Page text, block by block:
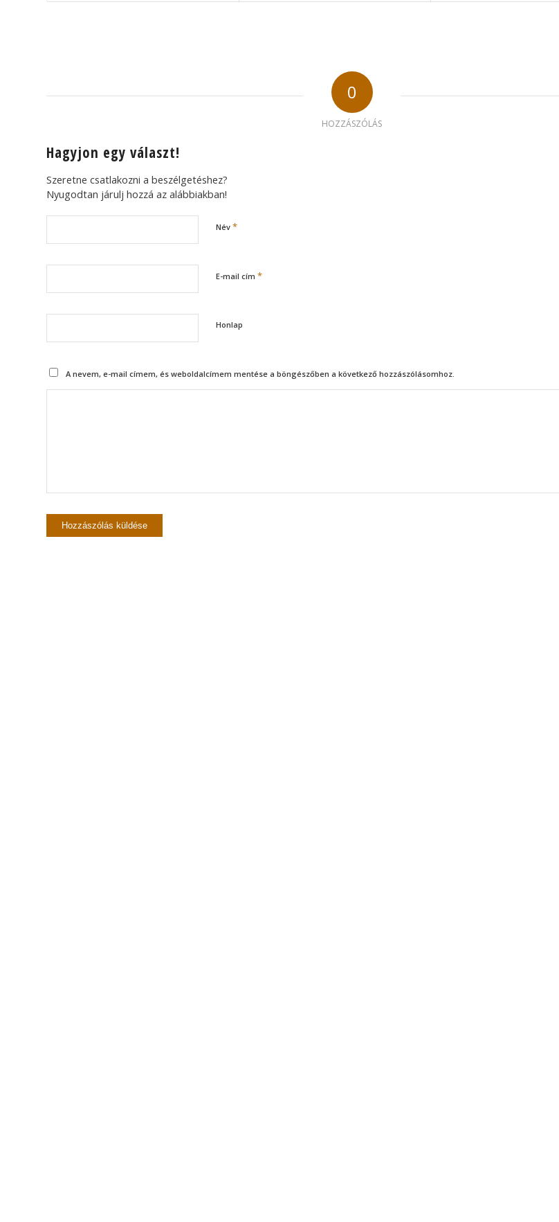
0
HOZZÁSZÓLÁS
Hagyjon egy választ!
Szeretne csatlakozni a beszélgetéshez?
Nyugodtan járulj hozzá az alábbiakban!
Név *
E-mail cím *
Honlap
A nevem, e-mail címem, és weboldalcímem mentése a böngészőben a következő hozzászólásomhoz.